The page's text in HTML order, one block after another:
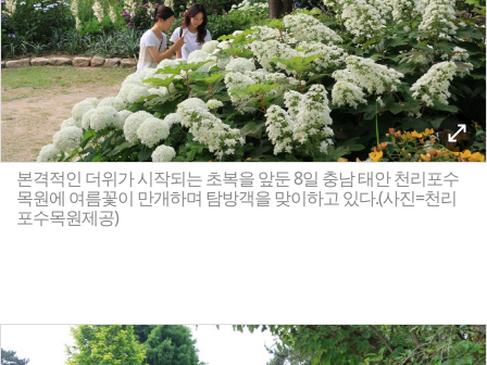
본격적인 더위가 시작되는 초복을 앞둔 8일 충남 태안 천리포수
목원에 여름꽃이 만개하며 탐방객을 맞이하고 있다.(사진=천리
포수목원제공)